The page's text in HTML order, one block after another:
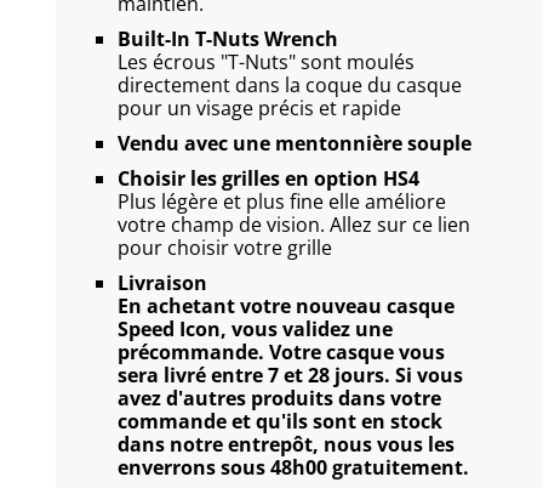
Built-In T-Nuts Wrench
Les écrous "T-Nuts" sont moulés
directement dans la coque du casque
pour un visage précis et rapide
Vendu avec une mentonnière souple
Choisir les grilles en option HS4
Plus légère et plus fine elle améliore
votre champ de vision. Allez sur ce lien
pour choisir votre grille
Livraison
En achetant votre nouveau casque
Speed Icon, vous validez une
précommande. Votre casque vous
sera livré entre 7 et 28 jours. Si vous
avez d'autres produits dans votre
commande et qu'ils sont en stock
dans notre entrepôt, nous vous les
enverrons sous 48h00 gratuitement.